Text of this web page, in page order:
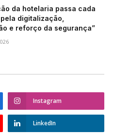
da hotelaria passa cada
digitalização,
e reforço da segurança”
Instagram
LinkedIn